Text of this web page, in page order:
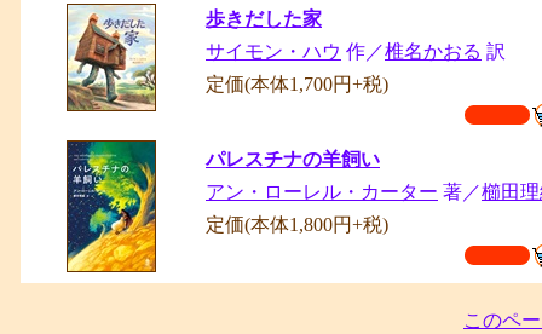
歩きだした家
サイモン・ハウ 作／椎名かおる 訳
定価(本体1,700円+税)
パレスチナの羊飼い
アン・ローレル・カーター 著／櫛田
定価(本体1,800円+税)
このペ